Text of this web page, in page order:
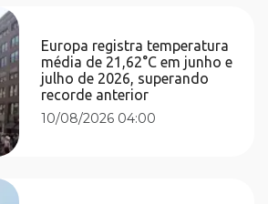
Europa registra temperatura
média de 21,62°C em junho e
julho de 2026, superando
recorde anterior
10/08/2026 04:00